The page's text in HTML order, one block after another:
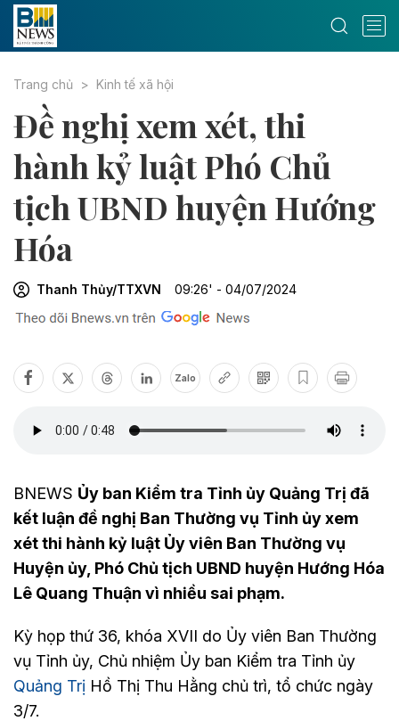
Trang chủ Kinh tế xã hội
Đề nghị xem xét, thi
hành kỷ luật Phó Chủ
tịch UBND huyện Hướng
Hóa
Thanh Thủy/TTXVN 09:26' - 04/07/2024
Zalo
BNEWS Ủy ban Kiểm tra Tỉnh ủy Quảng Trị đã
kết luận đề nghị Ban Thường vụ Tỉnh ủy xem
xét thi hành kỷ luật Ủy viên Ban Thường vụ
Huyện ủy, Phó Chủ tịch UBND huyện Hướng Hóa
Lê Quang Thuận vì nhiều sai phạm.
Kỳ họp thứ 36, khóa XVII do Ủy viên Ban Thường
vụ Tỉnh ủy, Chủ nhiệm Ủy ban Kiểm tra Tỉnh ủy
Quảng Trị Hồ Thị Thu Hằng chủ trì, tổ chức ngày
3/7.